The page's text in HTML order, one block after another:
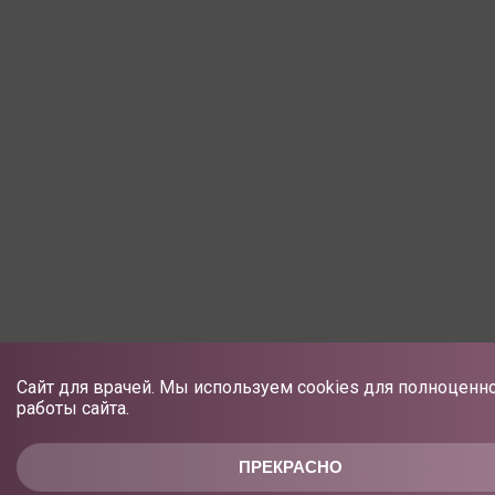
ПРЕКРАСНО
Сайт для врачей. Мы используем cookies для
работы сайта.